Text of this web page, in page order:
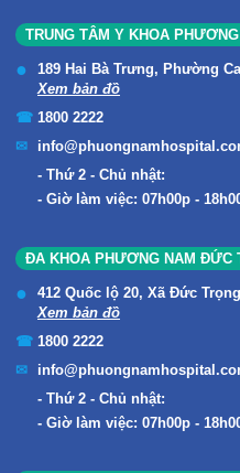
TRUNG TÂM Y KHOA
189 Hai Bà Trưng, Phường
Xem bản đồ
1800 2222
Thứ 2 - Chủ nhật:
Giờ làm việc: 07h00p -
ĐA KHOA PHƯƠNG NAM ĐỨC
412 Quốc lộ 20, Xã Đức
Xem bản đồ
1800 2222
Thứ 2 - Chủ nhật:
Giờ làm việc: 07h00p -